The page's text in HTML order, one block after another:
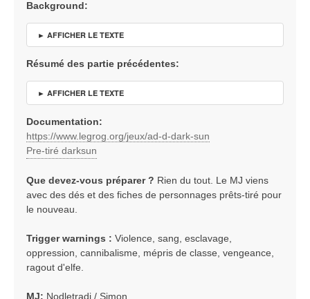
Background:
► AFFICHER LE TEXTE
Résumé des partie précédentes:
► AFFICHER LE TEXTE
Documentation:
https://www.legrog.org/jeux/ad-d-dark-sun
Pre-tiré darksun
Que devez-vous préparer ? Rien du tout. Le MJ viens
avec des dés et des fiches de personnages prêts-tiré pour
le nouveau.
Trigger warnings : Violence, sang, esclavage,
oppression, cannibalisme, mépris de classe, vengeance,
ragout d'elfe.
MJ: Nodletradi / Simon